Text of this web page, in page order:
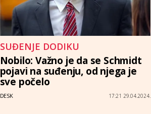
SUĐENJE DODIKU
Nobilo: Važno je da se Schmidt
pojavi na suđenju, od njega je
sve počelo
DESK 17:21 29.04.2024.